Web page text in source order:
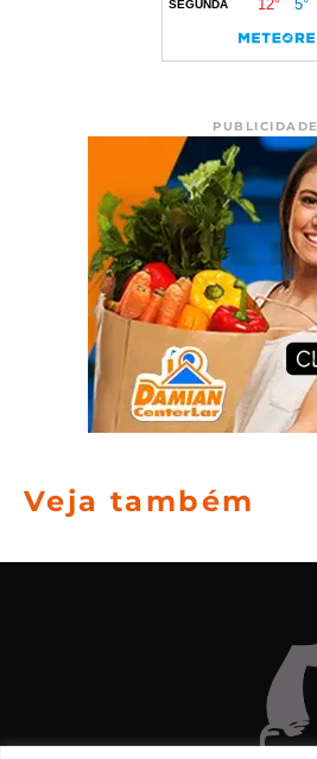
PUBLICIDADE
Veja também